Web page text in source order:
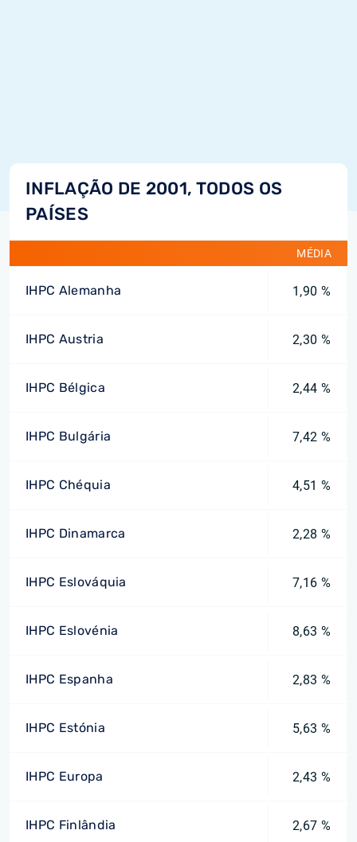
INFLAÇÃO DE 2001, TODOS OS
PAÍSES
MÉDIA
IHPC Alemanha 1,90 %
IHPC Austria 2,30 %
IHPC Bélgica 2,44 %
IHPC Bulgária 7,42 %
IHPC Chéquia 4,51 %
IHPC Dinamarca 2,28 %
IHPC Eslováquia 7,16 %
IHPC Eslovénia 8,63 %
IHPC Espanha 2,83 %
IHPC Estónia 5,63 %
IHPC Europa 2,43 %
IHPC Finlândia 2,67 %